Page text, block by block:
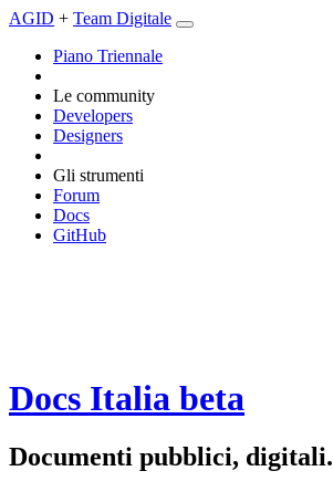
AGID + Team Digitale
Piano Triennale
Le community
Developers
Designers
Gli strumenti
Forum
Docs
GitHub
Docs Italia beta
Documenti pubblici, digitali.